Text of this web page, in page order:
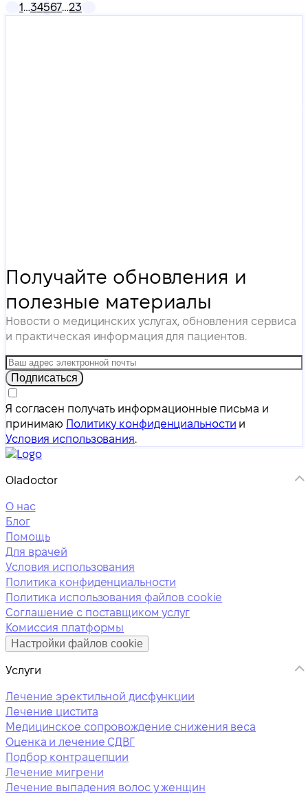
1…34567…23
Получайте обновления и
полезные материалы
Новости о медицинских услугах, обновления сервиса
и практическая информация для пациентов.
Подписаться
Я согласен получать информационные письма и
принимаю Политику конфиденциальности и
Условия использования.
Oladoctor
О нас
Блог
Помощь
Для врачей
Условия использования
Политика конфиденциальности
Политика использования файлов cookie
Соглашение с поставщиком услуг
Комиссия платформы
Настройки файлов cookie
Услуги
Лечение эректильной дисфункции
Лечение цистита
Медицинское сопровождение снижения веса
Оценка и лечение СДВГ
Подбор контрацепции
Лечение мигрени
Лечение выпадения волос у женщин